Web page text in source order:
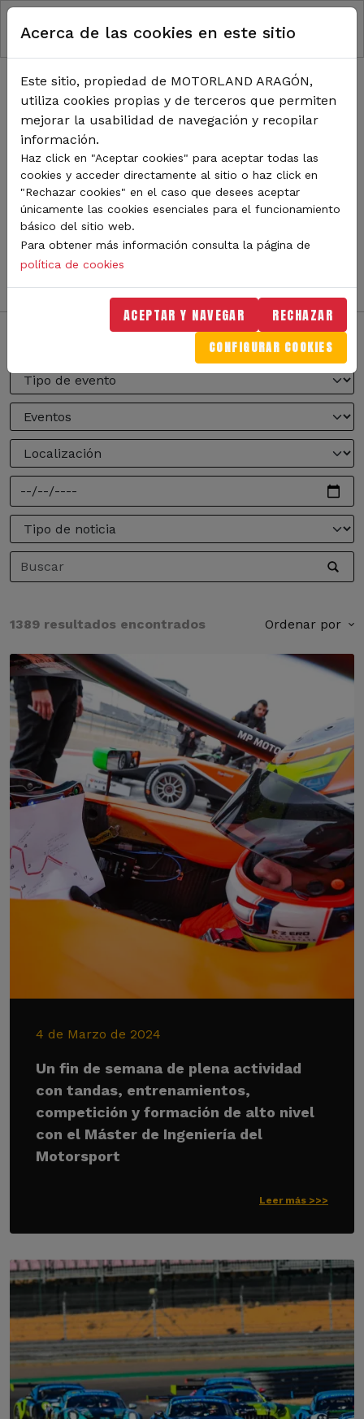
Pasar al contenido principal
RUTA DE NAVEGACIÓN
Inicio Noticias
TODA LA ACTUALIDAD DE
MOTORLAND
Sigue de cerca todas las novedades de MotorLand
Aragón. Aquí encontrarás noticias sobre eventos,
competiciones, pilotos, novedades del circuito y
mucho más. Filtra por categoría o tipo de contenido y
no te pierdas nada del mundo del motor.
1389 resultados encontrados Ordenar por
4 de Marzo de 2024
Un fin de semana de plena actividad
con tandas, entrenamientos,
competición y formación de alto nivel
con el Máster de Ingeniería del
Motorsport
Leer más >>>
Acerca de las cookies en este sitio
Este sitio, propiedad de MOTORLAND ARAGÓN,
utiliza cookies propias y de terceros que permiten
mejorar la usabilidad de navegación y recopilar
información.
Haz click en "Aceptar cookies" para aceptar todas las
cookies y acceder directamente al sitio o haz click en
"Rechazar cookies" en el caso que desees aceptar
únicamente las cookies esenciales para el funcionamiento
básico del sitio web.
Para obtener más información consulta la página de
política de cookies
ACEPTAR Y NAVEGAR RECHAZAR
CONFIGURAR COOKIES